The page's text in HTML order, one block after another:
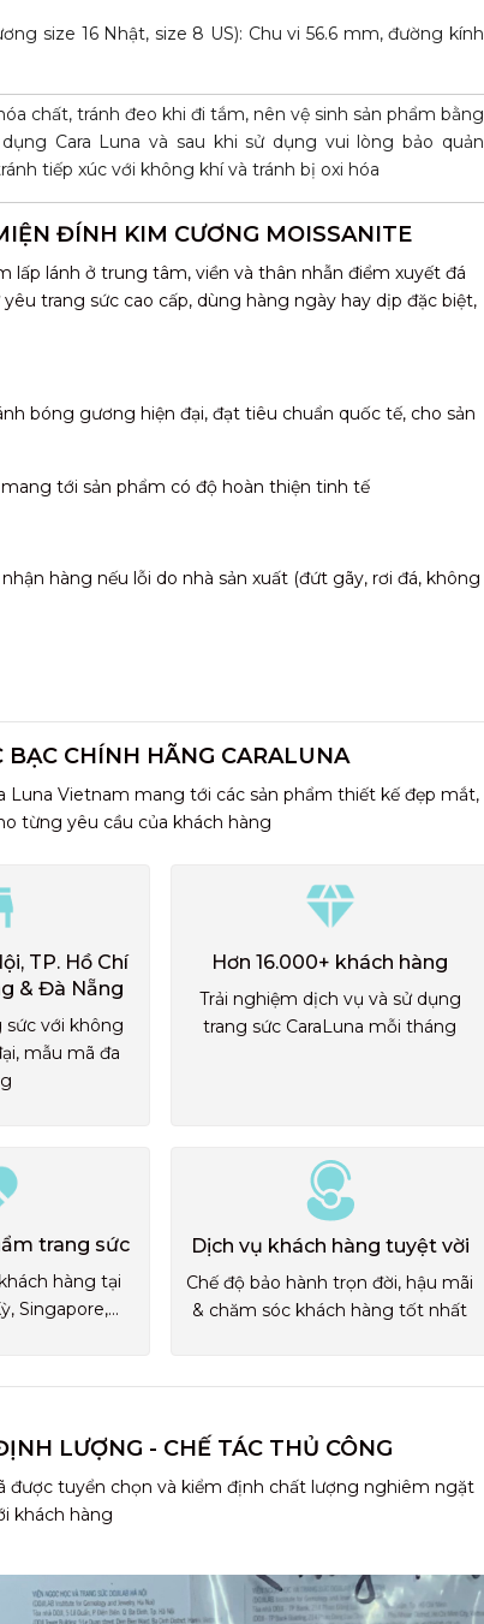
size 16 Nhật, size 8 US): Chu vi 56.6 mm, đường kính
chất, tránh đeo khi đi tắm, nên vệ sinh sản phẩm bằng
Cara Luna và sau khi sử dụng vui lòng bảo quản
tiếp xúc với không khí và tránh bị oxi hóa
ĐÍNH KIM CƯƠNG MOISSANITE
lấp lánh ở trung tâm, viền và thân nhẫn điểm xuyết đá
trang sức cao cấp, dùng hàng ngày hay dịp đặc biệt,
bóng gương hiện đại, đạt tiêu chuẩn quốc tế, cho sản
tới sản phẩm có độ hoàn thiện tinh tế
hàng nếu lỗi do nhà sản xuất (đứt gãy, rơi đá, không
BẠC CHÍNH HÃNG CARALUNA
Luna Vietnam mang tới các sản phẩm thiết kế đẹp mắt,
từng yêu cầu của khách hàng
TP. Hồ Chí
& Đà Nẵng
sức với không
mẫu mã đa
Hơn 16.000+ khách hàng
Trải nghiệm dịch vụ và sử dụng
trang sức CaraLuna mỗi tháng
trang sức
hàng tại
Singapore,...
Dịch vụ khách hàng tuyệt vời
Chế độ bảo hành trọn đời, hậu mãi
& chăm sóc khách hàng tốt nhất
LƯỢNG - CHẾ TÁC THỦ CÔNG
tuyển chọn và kiểm định chất lượng nghiêm ngặt
khách hàng